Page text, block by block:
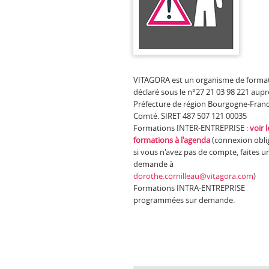
VITAGORA est un organisme de
déclaré sous le n°27 21 03 98 221
Préfecture de région Bourgogne-
Comté. SIRET 487 507 121 00035
Formations INTER-ENTREPRISE :voir
formations à l'agenda(connexion
si vous n'avez pas de compte, faites
demande à
dorothe.cornilleau@vitagora.com)
Formations INTRA-ENTREPRISE
programmées sur demande.